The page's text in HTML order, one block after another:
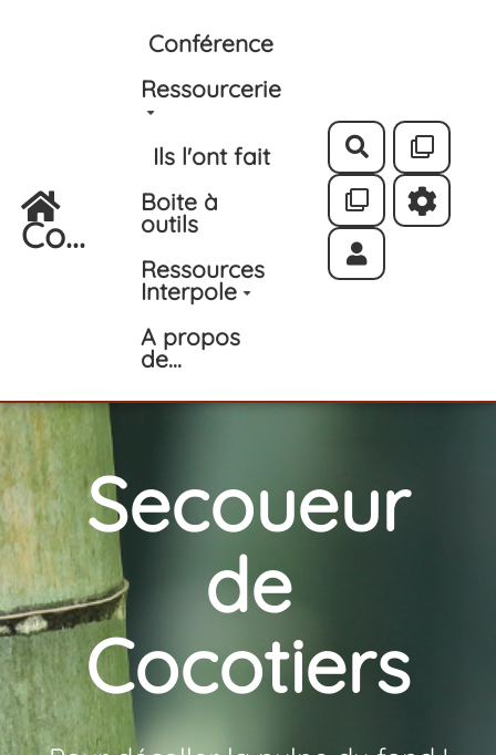
Aller au contenu principal
Co...
Conférence
Ressourcerie
Ils l'ont fait
Boite à
outils
Ressources
Interpole
A propos
de...
Rechercher
Secoueur
de
Cocotiers